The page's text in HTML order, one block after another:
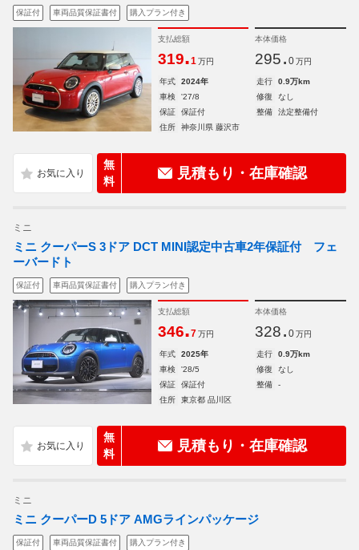
保証付 車両品質保証書付 購入プラン付き
支払総額
319.1 万円
本体価格
295. 0 万円
年式 2024年 走行
0.9万km
車検
'27/8 修復
なし
保証
保証付 整備
法定整備付
住所
神奈川県 藤沢市
無
料
見積もり・在庫確認
ミニ
ミニ クーパーS 3ドア DCT MINI認定中古車2年保証付 フェ
ーバードト
保証付 車両品質保証書付 購入プラン付き
支払総額
346.7 万円
本体価格
328. 0 万円
年式 2025年 走行
0.9万km
車検
'28/5 修復
なし
保証
保証付 整備
-
住所
東京都 品川区
無
料
見積もり・在庫確認
ミニ
ミニ クーパーD 5ドア AMGラインパッケージ
保証付 車両品質保証書付 購入プラン付き